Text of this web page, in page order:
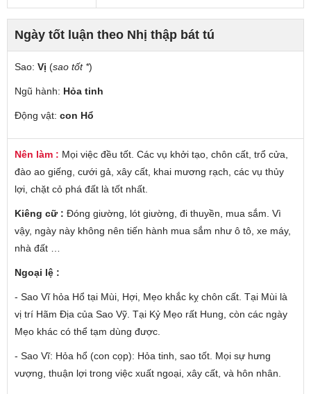
Ngày tốt luận theo Nhị thập bát tú
Sao: Vị (sao tốt *)
Ngũ hành: Hỏa tinh
Động vật: con Hổ
Nên làm : Mọi việc đều tốt. Các vụ khởi tạo, chôn cất, trổ cửa,
đào ao giếng, cưới gả, xây cất, khai mương rạch, các vụ thủy
lợi, chặt cỏ phá đất là tốt nhất.
Kiêng cữ : Đóng giường, lót giường, đi thuyền, mua sắm. Vì
vậy, ngày này không nên tiến hành mua sắm như ô tô, xe máy,
nhà đất …
Ngoại lệ :
- Sao Vĩ hỏa Hổ tại Mùi, Hợi, Mẹo khắc kỵ chôn cất. Tại Mùi là
vị trí Hãm Địa của Sao Vỹ. Tại Kỷ Mẹo rất Hung, còn các ngày
Mẹo khác có thể tạm dùng được.
- Sao Vĩ: Hỏa hổ (con cọp): Hỏa tinh, sao tốt. Mọi sự hưng
vượng, thuận lợi trong việc xuất ngoại, xây cất, và hôn nhân.